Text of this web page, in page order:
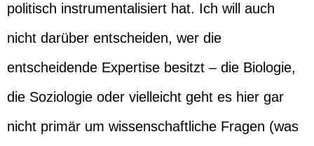
politisch instrumentalisiert hat. Ich will auch
nicht darüber entscheiden, wer die
entscheidende Expertise besitzt – die Biologie,
die Soziologie oder vielleicht geht es hier gar
nicht primär um wissenschaftliche Fragen (was